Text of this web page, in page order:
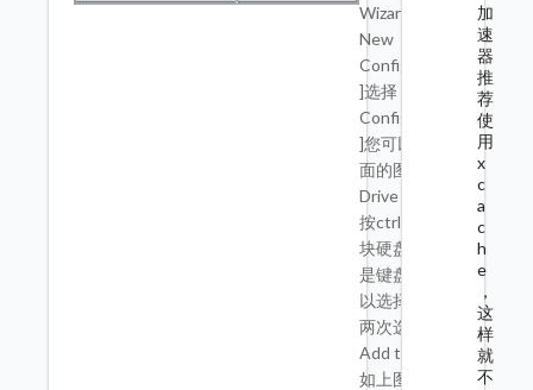
Wizard ]选择 [
New
Configuration
]选择 [ Manual
Configuration
]您可以在上
面的图片的
Drive Group0
按ctrl选择两
块硬盘，如果
是键盘操作可
以选择一块做
两次选择[
Add to Array ]
如上图显示两
加
速
器
推
荐
使
用
x
c
a
c
h
e
，
这
样
就
不